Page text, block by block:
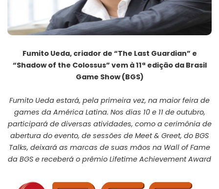
Fumito Ueda, criador de “The Last Guardian” e
“Shadow of the Colossus” vem à 11ª edição da Brasil
Game Show (BGS)
Fumito Ueda estará, pela primeira vez, na maior feira de
games da América Latina. Nos dias 10 e 11 de outubro,
participará de diversas atividades, como a cerimônia de
abertura do evento, de sessões de Meet & Greet, do BGS
Talks, deixará as marcas de suas mãos na Wall of Fame
da BGS e receberá o prêmio Lifetime Achievement Award